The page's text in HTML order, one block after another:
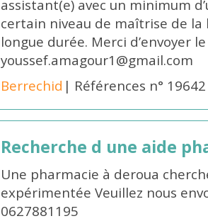
assistant(e) avec un minimum
certain niveau de maîtrise de
longue durée. Merci d’envoyer
youssef.amagour1@gmail.com
Berrechid | Références n° 19642
Recherche d une aide
Une pharmacie à deroua
expérimentée Veuillez nous
0627881195